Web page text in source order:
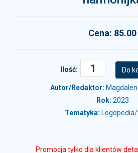
Autor/Redaktor:
Rok:2023
Tematyka:Logopedia/
przeznaczona dla